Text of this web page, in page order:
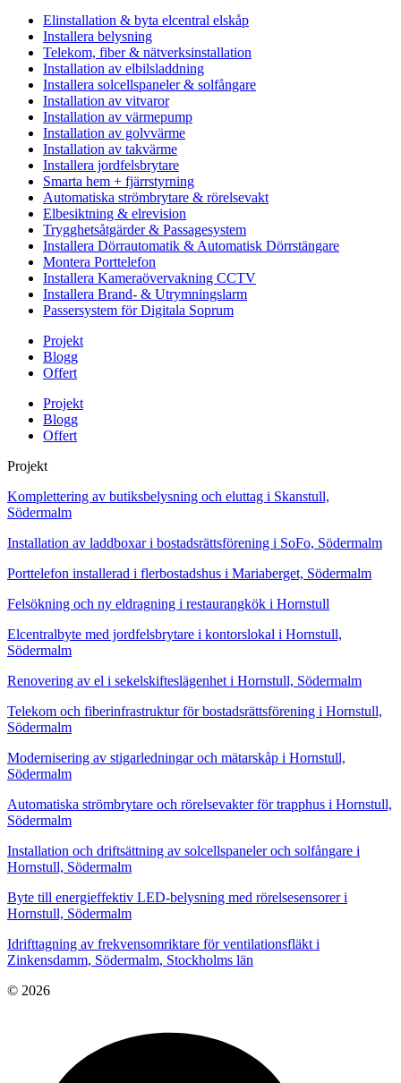
Elinstallation & byta elcentral elskåp
Installera belysning
Telekom, fiber & nätverksinstallation
Installation av elbilsladdning
Installera solcellspaneler & solfångare
Installation av vitvaror
Installation av värmepump
Installation av golvvärme
Installation av takvärme
Installera jordfelsbrytare
Smarta hem + fjärrstyrning
Automatiska strömbrytare & rörelsevakt
Elbesiktning & elrevision
Trygghetsåtgärder & Passagesystem
Installera Dörrautomatik & Automatisk Dörrstängare
Montera Porttelefon
Installera Kameraövervakning CCTV
Installera Brand- & Utrymningslarm
Passersystem för Digitala Soprum
Projekt
Blogg
Offert
Projekt
Blogg
Offert
Projekt
Komplettering av butiksbelysning och eluttag i Skanstull,
Södermalm
Installation av laddboxar i bostadsrättsförening i SoFo, Södermalm
Porttelefon installerad i flerbostadshus i Mariaberget, Södermalm
Felsökning och ny eldragning i restaurangkök i Hornstull
Elcentralbyte med jordfelsbrytare i kontorslokal i Hornstull,
Södermalm
Renovering av el i sekelskifteslägenhet i Hornstull, Södermalm
Telekom och fiberinfrastruktur för bostadsrättsförening i Hornstull,
Södermalm
Modernisering av stigarledningar och mätarskåp i Hornstull,
Södermalm
Automatiska strömbrytare och rörelsevakter för trapphus i Hornstull,
Södermalm
Installation och driftsättning av solcellspaneler och solfångare i
Hornstull, Södermalm
Byte till energieffektiv LED-belysning med rörelsesensorer i
Hornstull, Södermalm
Idrifttagning av frekvensomriktare för ventilationsfläkt i
Zinkensdamm, Södermalm, Stockholms län
© 2026